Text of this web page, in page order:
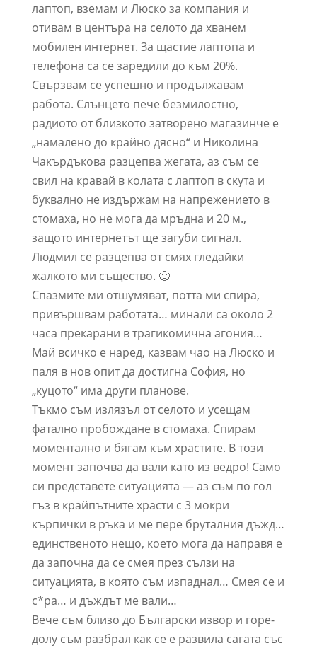
лаптоп, вземам и Люско за компания и
отивам в центъра на селото да хванем
мобилен интернет. За щастие лаптопа и
телефона са се заредили до към 20%.
Свързвам се успешно и продължавам
работа. Слънцето пече безмилостно,
радиото от близкото затворено магазинче е
„намалено до крайно дясно“ и Николина
Чакърдъкова разцепва жегата, аз съм се
свил на кравай в колата с лаптоп в скута и
буквално не издържам на напрежението в
стомаха, но не мога да мръдна и 20 м.,
защото интернетът ще загуби сигнал.
Людмил се разцепва от смях гледайки
жалкото ми същество. 🙂
Спазмите ми отшумяват, потта ми спира,
привършвам работата… минали са около 2
часа прекарани в трагикомична агония…
Май всичко е наред, казвам чао на Люско и
паля в нов опит да достигна София, но
„куцото“ има други планове.
Тъкмо съм излязъл от селото и усещам
фатално пробождане в стомаха. Спирам
моментално и бягам към храстите. В този
момент започва да вали като из ведро! Само
си представете ситуацията — аз съм по гол
гъз в крайпътните храсти с 3 мокри
кърпички в ръка и ме пере бруталния дъжд…
единственото нещо, което мога да направя е
да започна да се смея през сълзи на
ситуацията, в която съм изпаднал… Смея се и
с*ра… и дъждът ме вали…
Вече съм близо до Български извор и горе-
долу съм разбрал как се е развила сагата със